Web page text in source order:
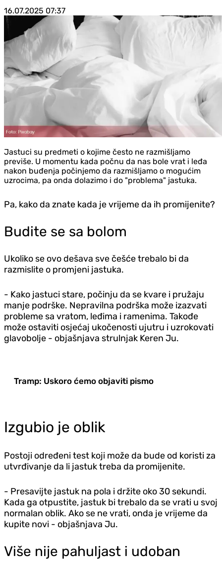
16.07.2025 07:37
Jastuci su predmeti o kojime često ne razmišljamo
previše. U momentu kada počnu da nas bole vrat i leđa
nakon buđenja počinjemo da razmišljamo o mogućim
uzrocima, pa onda dolazimo i do "problema" jastuka.
Pa, kako da znate kada je vrijeme da ih promijenite?
Budite se sa bolom
Ukoliko se ovo dešava sve češće trebalo bi da
razmislite o promjeni jastuka.
- Kako jastuci stare, počinju da se kvare i pružaju
manje podrške. Nepravilna podrška može izazvati
probleme sa vratom, leđima i ramenima. Takođe
može ostaviti osjećaj ukočenosti ujutru i uzrokovati
glavobolje - objašnjava strulnjak Keren Ju.
Tramp: Uskoro ćemo objaviti pismo
Izgubio je oblik
Postoji određeni test koji može da bude od koristi za
utvrđivanje da li jastuk treba da promijenite.
- Presavijte jastuk na pola i držite oko 30 sekundi.
Kada ga otpustite, jastuk bi trebalo da se vrati u svoj
normalan oblik. Ako se ne vrati, onda je vrijeme da
kupite novi - objašnjava Ju.
Više nije pahuljast i udoban